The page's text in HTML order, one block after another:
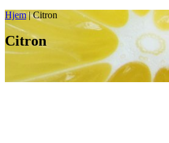
Hjem|Citron
Citron